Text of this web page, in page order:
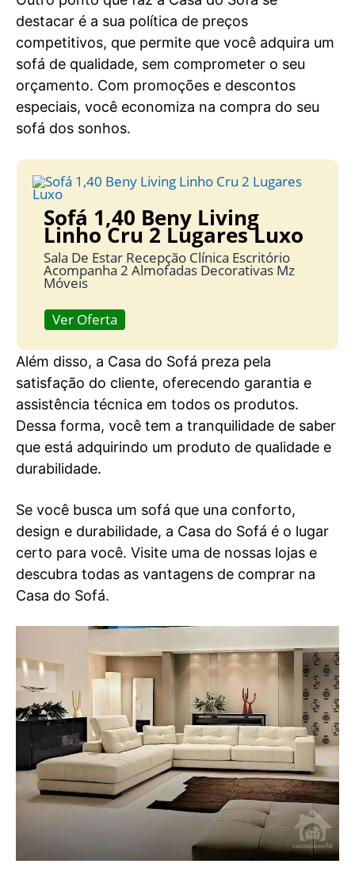
destacar é a sua política de preços
competitivos, que permite que você adquira um
sofá de qualidade, sem comprometer o seu
orçamento. Com promoções e descontos
especiais, você economiza na compra do seu
sofá dos sonhos.
Sofá 1,40 Beny Living
Linho Cru 2 Lugares Luxo
Sala De Estar Recepção Clínica Escritório
Acompanha 2 Almofadas Decorativas Mz
Móveis
Ver Oferta
Além disso, a Casa do Sofá preza pela
satisfação do cliente, oferecendo garantia e
assistência técnica em todos os produtos.
Dessa forma, você tem a tranquilidade de saber
que está adquirindo um produto de qualidade e
durabilidade.
Se você busca um sofá que una conforto,
design e durabilidade, a Casa do Sofá é o lugar
certo para você. Visite uma de nossas lojas e
descubra todas as vantagens de comprar na
Casa do Sofá.